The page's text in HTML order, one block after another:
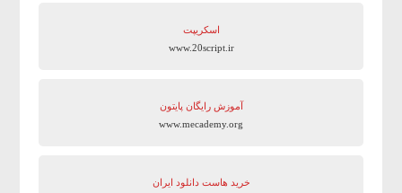
اسکریپت
www.20script.ir
آموزش رایگان پایتون
www.mecademy.org
خرید هاست دانلود ایران